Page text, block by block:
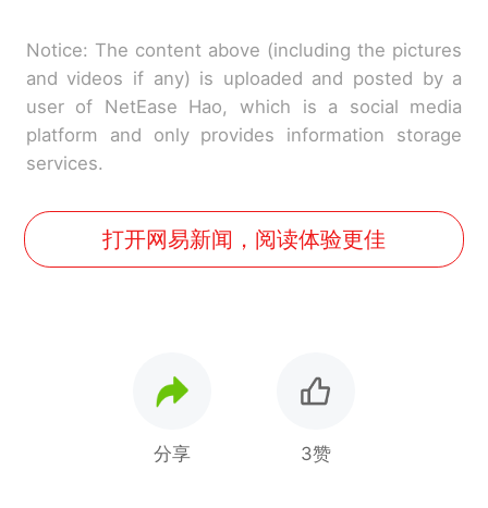
Notice: The content above (including the pictures
and videos if any) is uploaded and posted by a
user of NetEase Hao, which is a social media
platform and only provides information storage
services.
打开网易新闻，阅读体验更佳
分享 3赞